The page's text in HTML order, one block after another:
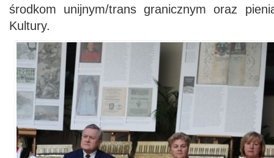
środkom unijnym/trans granicznym oraz
Kultury.